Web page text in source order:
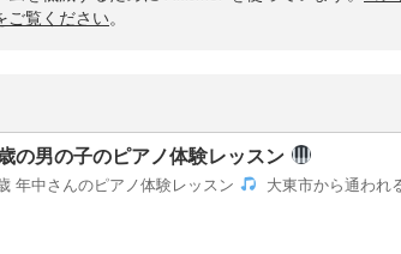
ご覧ください。
の男の子のピアノ体験レッスン
年中さんのピアノ体験レッスン 大東市から通われ